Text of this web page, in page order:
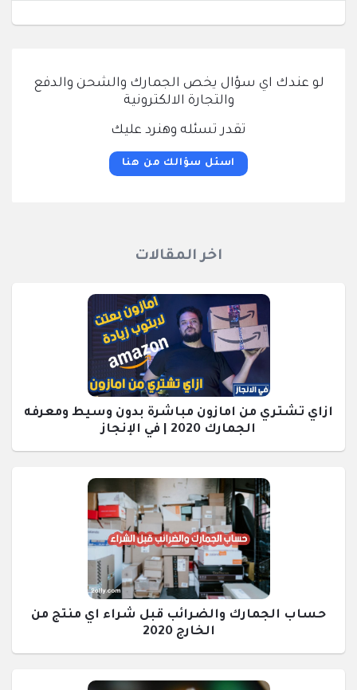
لو عندك اي سؤال يخص الجمارك والشحن والدفع
والتجارة الالكترونية
تقدر تسئله وهنرد عليك
اسئل سؤالك من هنا
اخر المقالات
ازاي تشتري من امازون مباشرة بدون وسيط ومعرفه
الجمارك 2020 | في الإنجاز
حساب الجمارك والضرائب قبل شراء اي منتج من
الخارج 2020